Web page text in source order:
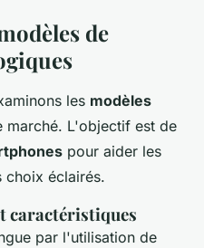
de
les modèles
marché. L'objectif est de
pour aider les
choix éclairés.
caractéristiques
par l'utilisation de